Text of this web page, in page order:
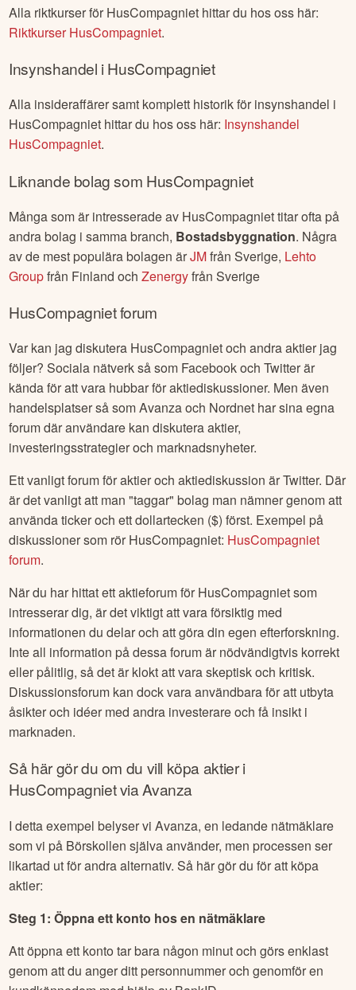
Alla riktkurser för HusCompagniet hittar du hos oss här:
RiktkurserHusCompagniet.
Insynshandel iHusCompagniet
Alla insideraffärer samt komplett historik för insynshandel i
HusCompagniet hittar du hos oss här: Insynshandel
HusCompagniet.
Liknande bolag som HusCompagniet
Många som är intresserade av HusCompagniettitar ofta på
andra bolag i samma branch, Bostadsbyggnation. Några
av de mest populära bolagen ärJMfrånSverige, Lehto
Groupfrån Finland ochZenergyfrånSverige
HusCompagnietforum
Var kan jag diskutera HusCompagnietoch andra aktier jag
följer? Sociala nätverk så som Facebook och Twitter är
kända för att vara hubbar för aktiediskussioner. Men även
handelsplatser så som Avanza och Nordnet har sina egna
forum där användare kan diskutera aktier,
investeringsstrategier och marknadsnyheter.
Ett vanligt forum för aktier och aktiediskussion är Twitter. Där
är det vanligt att man "taggar" bolag man nämner genom att
använda ticker och ett dollartecken ($) först. Exempel på
diskussioner som rör HusCompagniet: HusCompagniet
forum.
När du har hittat ett aktieforum för HusCompagnietsom
intresserar dig, är det viktigt att vara försiktig med
informationen du delar och att göra din egen efterforskning.
Inte all information på dessa forum är nödvändigtvis korrekt
eller pålitlig, så det är klokt att vara skeptisk och kritisk.
Diskussionsforum kan dock vara användbara för att utbyta
åsikter och idéer med andra investerare och få insikt i
marknaden.
Så här gör du om du vill köpa aktier i
HusCompagnietvia Avanza
I detta exempel belyser vi Avanza, en ledande nätmäklare
som vi på Börskollen själva använder, men processen ser
likartad ut för andra alternativ. Så här gör du för att köpa
aktier:
Steg 1: Öppna ett konto hos en nätmäklare
Att öppna ett konto tar bara någon minut och görs enklast
genom att du anger ditt personnummer och genomför en